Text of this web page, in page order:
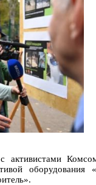
активистами
оборудования